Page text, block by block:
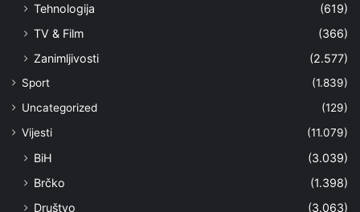
Tehnologija
(619)
TV & Film
(366)
Zanimljivosti
(2.577)
Sport
(1.839)
Uncategorized
(129)
Vijesti
(11.079)
BiH
(3.039)
Brčko
(1.398)
Društvo
(3.063)